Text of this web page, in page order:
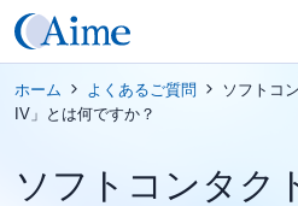
ホーム よくあるご質問
ソフトコ
IV」とは何ですか？
ソフトコンタク